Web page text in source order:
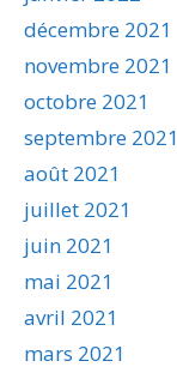
décembre 2021
novembre 2021
octobre 2021
septembre 2021
août 2021
juillet 2021
juin 2021
mai 2021
avril 2021
mars 2021